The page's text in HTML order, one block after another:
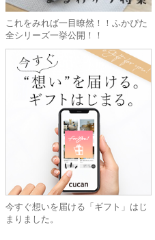
これをみれば一目瞭然！！ふかぴた
全シリーズ一挙公開！！
今すぐ想いを届ける「ギフト」はじ
まりました。